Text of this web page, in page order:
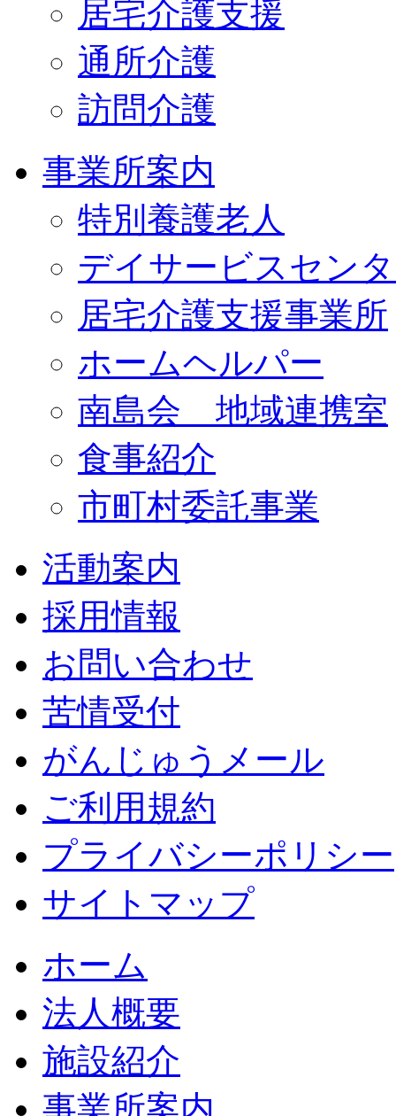
居宅介護支援
通所介護
訪問介護
事業所案内
特別養護老人
デイサービスセン
居宅介護支援事業所
ホームヘルパー
南島会 地域連携室
食事紹介
市町村委託事業
活動案内
採用情報
お問い合わせ
苦情受付
がんじゅうメール
ご利用規約
プライバシーポリシー
サイトマップ
ホーム
法人概要
施設紹介
事業所案内